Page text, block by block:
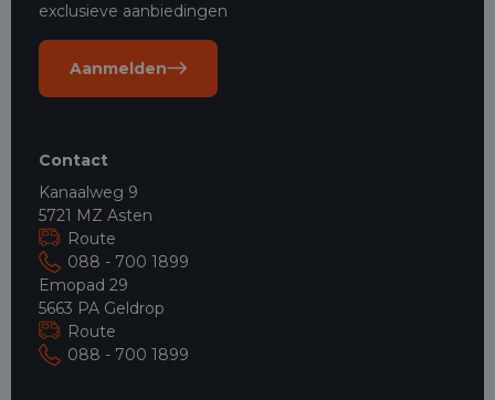
exclusieve aanbiedingen
Aanmelden
Contact
Kanaalweg 9
5721 MZ Asten
Route
088 - 700 1899
Emopad 29
5663 PA Geldrop
Route
088 - 700 1899